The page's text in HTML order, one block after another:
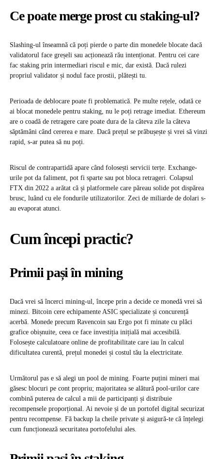
Ce poate merge prost cu staking-ul?
Slashing-ul înseamnă că poți pierde o parte din monedele blocate dacă
validatorul face greșeli sau acționează rău intenționat. Pentru cei care
fac staking prin intermediari riscul e mic, dar există. Dacă rulezi
propriul validator și nodul face prostii, plătești tu.
Perioada de deblocare poate fi problematică. Pe multe rețele, odată ce
ai blocat monedele pentru staking, nu le poți retrage imediat. Ethereum
are o coadă de retragere care poate dura de la câteva zile la câteva
săptămâni când cererea e mare. Dacă prețul se prăbușește și vrei să vinzi
rapid, s-ar putea să nu poți.
Riscul de contrapartidă apare când folosești servicii terțe. Exchange-
urile pot da faliment, pot fi sparte sau pot bloca retrageri. Colapsul
FTX din 2022 a arătat că și platformele care păreau solide pot dispărea
brusc, luând cu ele fondurile utilizatorilor. Zeci de miliarde de dolari s-
au evaporat atunci.
Cum începi practic?
Primii pași în mining
Dacă vrei să încerci mining-ul, începe prin a decide ce monedă vrei să
minezi. Bitcoin cere echipamente ASIC specializate și concurență
acerbă. Monede precum Ravencoin sau Ergo pot fi minate cu plăci
grafice obișnuite, ceea ce face investiția inițială mai accesibilă.
Folosește calculatoare online de profitabilitate care iau în calcul
dificultatea curentă, prețul monedei și costul tău la electricitate.
Următorul pas e să alegi un pool de mining. Foarte puțini mineri mai
găsesc blocuri pe cont propriu; majoritatea se alătură pool-urilor care
combină puterea de calcul a mii de participanți și distribuie
recompensele proporțional. Ai nevoie și de un portofel digital securizat
pentru recompense. Fă backup la cheile private și asigură-te că înțelegi
cum funcționează securitatea portofelului ales.